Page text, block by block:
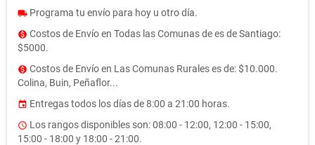
local_shipping Programa tu envío para hoy u otro día.
monetization_on Costos de Envío en Todas las Comunas de es de Santiago:
$5000.
monetization_on Costos de Envío en Las Comunas Rurales es de: $10.000.
Colina, Buin, Peñaflor...
event Entregas todos los días de 8:00 a 21:00 horas.
access_time Los rangos disponibles son: 08:00 - 12:00, 12:00 - 15:00,
15:00 - 18:00 y 18:00 - 21:00.